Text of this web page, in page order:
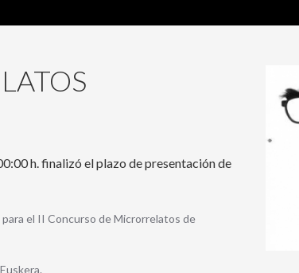
h. finalizó el plazo de presentación de
para el II Concurso de Microrrelatos de